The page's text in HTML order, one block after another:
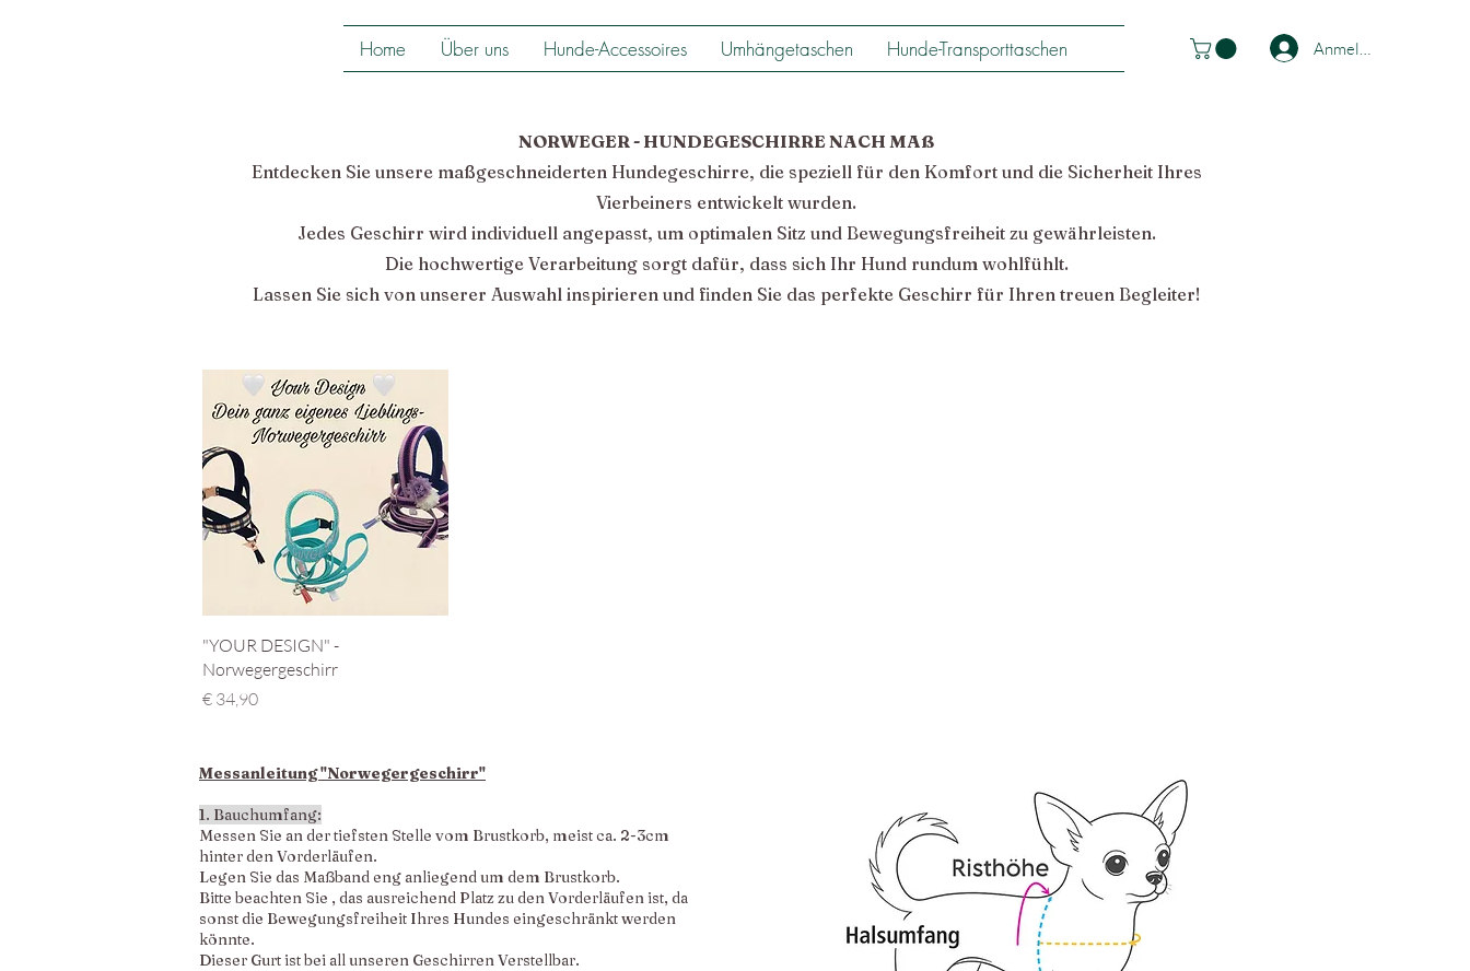
Home Über uns Hunde-Accessoires Umhängetaschen Hunde-Transporttaschen Anmelden
NORWEGER - HUNDEGESCHIRRE NACH MAß
Entdecken Sie unsere maßgeschneiderten Hundegeschirre, die speziell für den Komfort und die Sicherheit Ihres
Vierbeiners entwickelt wurden.
Jedes Geschirr wird individuell angepasst, um optimalen Sitz und Bewegungsfreiheit zu gewährleisten.
Die hochwertige Verarbeitung sorgt dafür, dass sich Ihr Hund rundum wohlfühlt.
Lassen Sie sich von unserer Auswahl inspirieren und finden Sie das perfekte Geschirr für Ihren treuen Begleiter!
Schnellansicht
"YOUR DESIGN" -
Norwegergeschirr
Preis
€ 34,90
Messanleitung "Norwegergeschirr"
1. Bauchumfang:
Messen Sie an der tiefsten Stelle vom Brustkorb, meist ca. 2-3cm
hinter den Vorderläufen.
Legen Sie das Maßband eng anliegend um dem Brustkorb.
Bitte beachten Sie , das ausreichend Platz zu den Vorderläufen ist, da
sonst die Bewegungsfreiheit Ihres Hundes eingeschränkt werden
könnte.
Dieser Gurt ist bei all unseren Geschirren Verstellbar.